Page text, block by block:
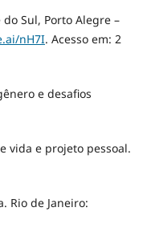
Sul, Porto Alegre –
nH7I. Acesso em: 2
e desafios
vida e projeto pessoal.
Rio de Janeiro: